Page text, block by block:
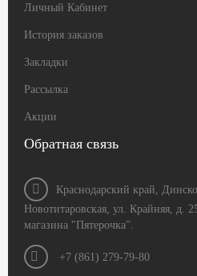
Личный Кабинет
История заказов
Закладки
Рассылка
Акции
Обратная связь
Краснодарский край,
Новотитаровская, ул. Крайняя, д.
магазина "Пятерочка".
+7 (861) 279-79-80